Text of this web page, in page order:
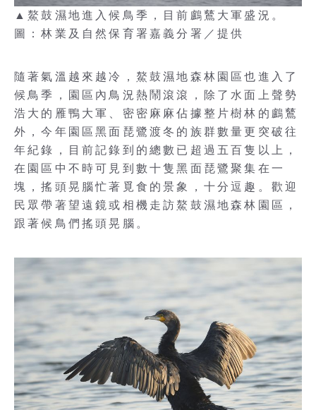
▲鰲鼓濕地進入候鳥季，目前鸕鶿大軍盛況。
圖：林業及自然保育署嘉義分署／提供
隨著氣溫越來越冷，鰲鼓濕地森林園區也進入了
候鳥季，園區內鳥況熱鬧滾滾，除了水面上聲勢
浩大的雁鴨大軍、密密麻麻佔據整片樹林的鸕鶿
外，今年園區黑面琵鷺渡冬的族群數量更突破往
年紀錄，目前記錄到的總數已超過五百隻以上，
在園區中不時可見到數十隻黑面琵鷺聚集在一
塊，搖頭晃腦忙著覓食的景象，十分逗趣。歡迎
民眾帶著望遠鏡或相機走訪鰲鼓濕地森林園區，
跟著候鳥們搖頭晃腦。